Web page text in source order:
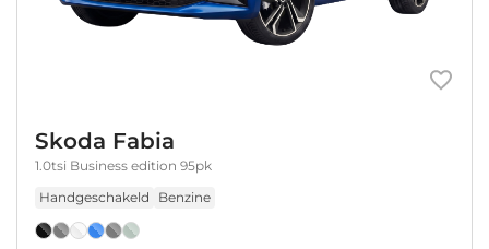
Skoda Fabia
1.0tsi Business edition 95pk
Handgeschakeld
Benzine